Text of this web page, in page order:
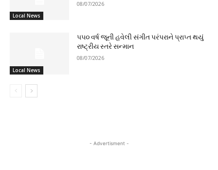
Local News
08/07/2026
Local News
૫૫૦ વર્ષ જૂની હવેલી સંગીત પરંપરાને પ્રાપ્ત થયું
રાષ્ટ્રીય સ્તરે સન્માન
08/07/2026
- Advertisment -